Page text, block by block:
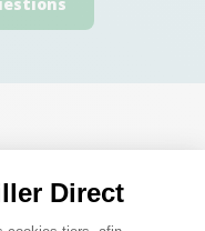
Direct